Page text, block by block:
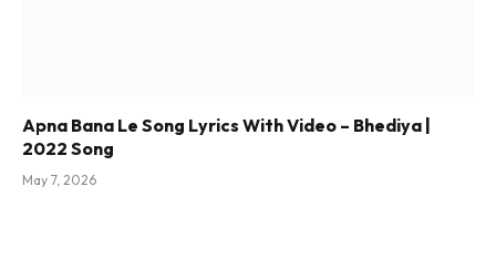
Apna Bana Le Song Lyrics With Video – Bhediya |
2022 Song
May 7, 2026